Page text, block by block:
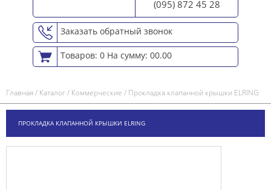
(095) 872 45 28
Заказать обратный звонок
Товаров: 0 На сумму: 00.00
Главная/ Каталог/ Коммерческие / Прокладка клапанной крышки ELRING
ПРОКЛАДКА КЛАПАННОЙ КРЫШКИ ELRING